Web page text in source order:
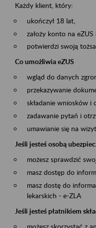
Każdy klient, który:
ukończył 18 lat,
założy konto na eZUS
potwierdzi swoją
Co umożliwia eZUS
wgląd do danych
przekazywanie
składanie wniosków i
zadawanie pytań i
umawianie się na
Jeśli jesteś osobą
możesz sprawdzić
masz dostęp do
masz dostę do
lekarskich - e-ZLA
Jeśli jesteś płatnikiem